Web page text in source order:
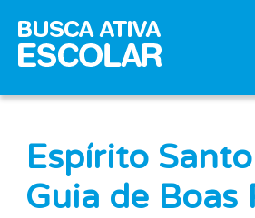
Espírito
Guia de Boas